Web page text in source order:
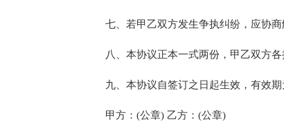
七、若甲乙双方发生争执纠纷，应协商
八、本协议正本一式两份，甲乙双方各
九、本协议自签订之日起生效，有效期
甲方：(公章) 乙方：(公章)